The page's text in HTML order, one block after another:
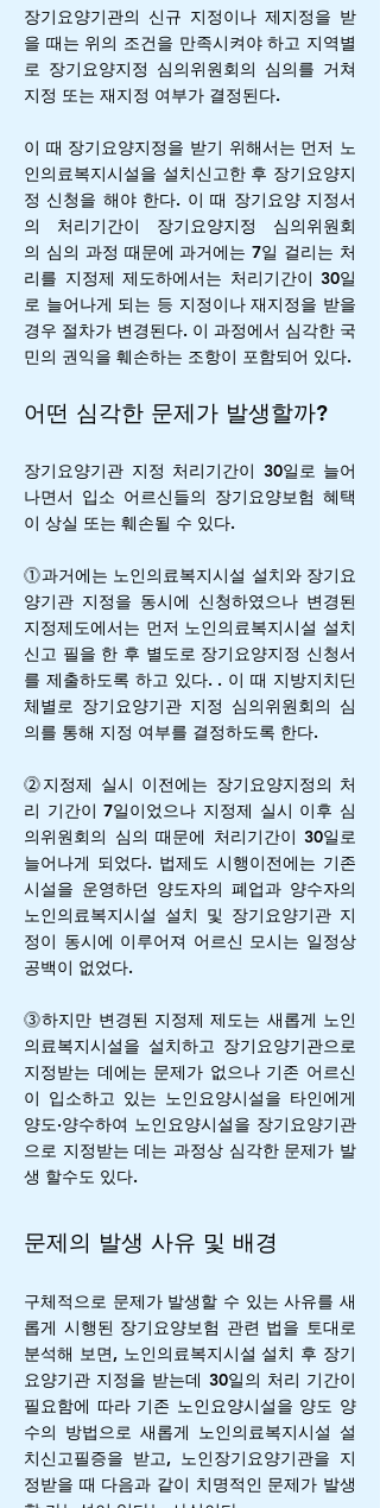
장기요양기관의 신규 지정이나 제지정을 받
을 때는 위의 조건을 만족시켜야 하고 지역별
로 장기요양지정 심의위원회의 심의를 거쳐
지정 또는 재지정 여부가 결정된다.
이 때 장기요양지정을 받기 위해서는 먼저 노
인의료복지시설을 설치신고한 후 장기요양지
정 신청을 해야 한다. 이 때 장기요양 지정서
의 처리기간이 장기요양지정 심의위원회
의 심의 과정 때문에 과거에는 7일 걸리는 처
리를 지정제 제도하에서는 처리기간이 30일
로 늘어나게 되는 등 지정이나 재지정을 받을
경우 절차가 변경된다. 이 과정에서 심각한 국
민의 권익을 훼손하는 조항이 포함되어 있다.
어떤 심각한 문제가 발생할까?
장기요양기관 지정 처리기간이 30일로 늘어
나면서 입소 어르신들의 장기요양보험 혜택
이 상실 또는 훼손될 수 있다.
⓵과거에는 노인의료복지시설 설치와 장기요
양기관 지정을 동시에 신청하였으나 변경된
지정제도에서는 먼저 노인의료복지시설 설치
신고 필을 한 후 별도로 장기요양지정 신청서
를 제출하도록 하고 있다. . 이 때 지방지치딘
체별로 장기요양기관 지정 심의위원회의 심
의를 통해 지정 여부를 결정하도록 한다.
⓶지정제 실시 이전에는 장기요양지정의 처
리 기간이 7일이었으나 지정제 실시 이후 심
의위원회의 심의 때문에 처리기간이 30일로
늘어나게 되었다. 법제도 시행이전에는 기존
시설을 운영하던 양도자의 폐업과 양수자의
노인의료복지시설 설치 및 장기요양기관 지
정이 동시에 이루어져 어르신 모시는 일정상
공백이 없었다.
⓷하지만 변경된 지정제 제도는 새롭게 노인
의료복지시설을 설치하고 장기요양기관으로
지정받는 데에는 문제가 없으나 기존 어르신
이 입소하고 있는 노인요양시설을 타인에게
양도·양수하여 노인요양시설을 장기요양기관
으로 지정받는 데는 과정상 심각한 문제가 발
생 할수도 있다.
문제의 발생 사유 및 배경
구체적으로 문제가 발생할 수 있는 사유를 새
롭게 시행된 장기요양보험 관련 법을 토대로
분석해 보면, 노인의료복지시설 설치 후 장기
요양기관 지정을 받는데 30일의 처리 기간이
필요함에 따라 기존 노인요양시설을 양도 양
수의 방법으로 새롭게 노인의료복지시설 설
치신고필증을 받고, 노인장기요양기관을 지
정받을 때 다음과 같이 치명적인 문제가 발생